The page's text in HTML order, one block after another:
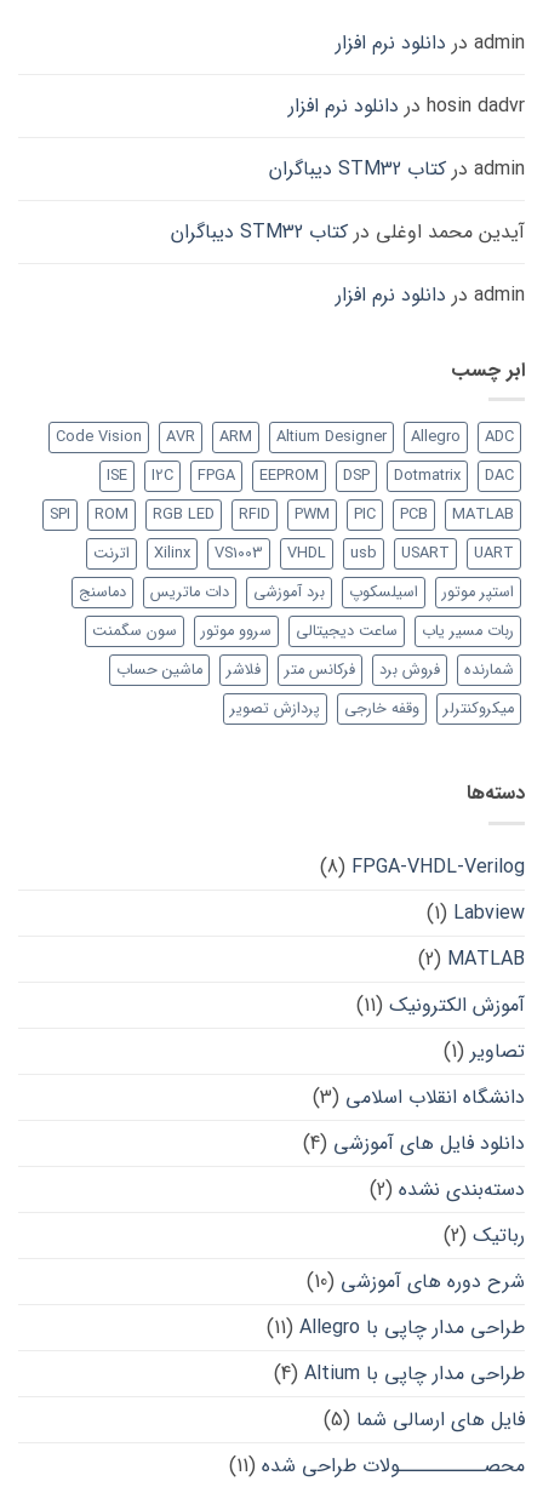
admin در دانلود نرم افزار
hosin dadvr در دانلود نرم افزار
admin در کتاب STM32 دیباگران
آیدین محمد اوغلی در کتاب STM32 دیباگران
admin در دانلود نرم افزار
ابر چسب
ADC
Allegro
Altium Designer
ARM
AVR
Code Vision
DAC
Dotmatrix
DSP
EEPROM
FPGA
I2C
ISE
MATLAB
PCB
PIC
PWM
RFID
RGB LED
ROM
SPI
UART
USART
usb
VHDL
VS1003
Xilinx
اترنت
استپر موتور
اسیلسکوپ برد آموزشی دات ماتریس
دماسنج
ربات مسیر یاب
ساعت دیجیتالی سروو موتور
سون سگمنت
شمارنده
فروش برد فرکانس متر فلاشر
ماشین حساب
میکروکنترلر
وقفه خارجی پردازش تصویر
دسته‌ها
FPGA-VHDL-Verilog
(8)
Labview
(1)
MATLAB
(2)
آموزش الکترونیک (11)
تصاویر (1)
دانشگاه انقلاب اسلامی (3)
دانلود فایل های آموزشی (4)
دسته‌بندی نشده (2)
رباتیک (2)
شرح دوره های آموزشی (10)
طراحی مدار چاپی با Allegro
(11)
طراحی مدار چاپی با Altium
(4)
فایل های ارسالی شما (5)
محصــــــــــولات طراحی شده (11)